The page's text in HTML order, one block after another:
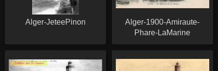
Alger-JeteePinon
Alger-1900-Amiraute-
Phare-LaMarine